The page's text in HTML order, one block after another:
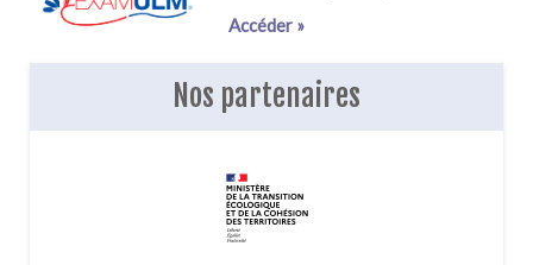
Accéder »
Nos partenaires